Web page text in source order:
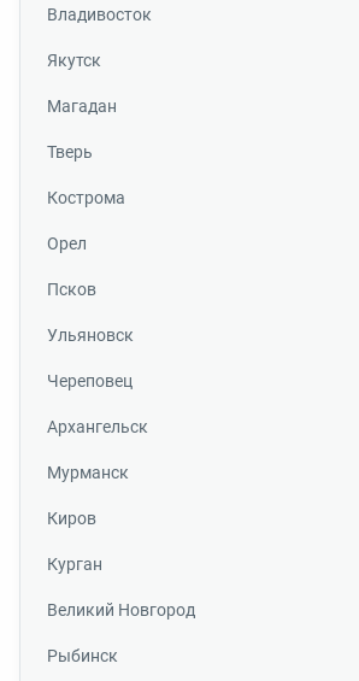
Владивосток
Якутск
Магадан
Тверь
Кострома
Орел
Псков
Ульяновск
Череповец
Архангельск
Мурманск
Киров
Курган
Великий Новгород
Рыбинск